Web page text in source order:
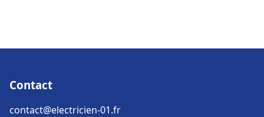
Contact
contact@electricien-01.fr